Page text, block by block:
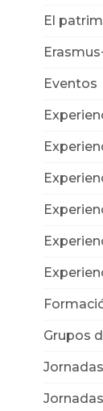
El
Eventos
Grupos
Jornadas